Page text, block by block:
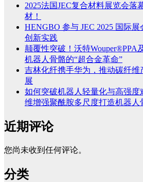
2025法国JEC复合材料展览会落
材！
HENGBO 参与 JEC 2025 国际
创新实践
颠覆性突破！沃特Wouper®PPA
机器人骨骼的“超合金革命”
吉林化纤携手华为，推动碳纤维
展
如何突破机器人轻量化与高强
维增强聚酰胺多尺度打造机器人
近期评论
您尚未收到任何评论。
分类